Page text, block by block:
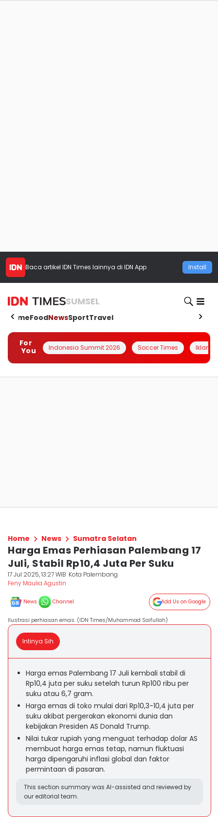
Baca artikel IDN Times lainnya di IDN App Install
SUMSEL
HomeFoodNewsSportTravel
For
You
Indonesia Summit 2026 Soccer Times Iklanin
Home News Sumatra Selatan
Harga Emas Perhiasan Palembang 17
Juli, Stabil Rp10,4 Juta Per Suku
17 Jul 2025, 13:27 WIB Kota Palembang
Feny Maulia Agustin
News Channel Add Us on Google
Ilustrasi perhiasan emas. (IDN Times/Muhammad Saifullah)
Intinya Sih
Harga emas Palembang 17 Juli kembali stabil di
Rp10,4 juta per suku setelah turun Rp100 ribu per
suku atau 6,7 gram.
Harga emas di toko mulai dari Rp10,3-10,4 juta per
suku akibat pergerakan ekonomi dunia dan
kebijakan Presiden AS Donald Trump.
Nilai tukar rupiah yang menguat terhadap dolar AS
membuat harga emas tetap, namun fluktuasi
harga dipengaruhi inflasi global dan faktor
permintaan di pasaran.
This section summary was AI-assisted and reviewed by
our editorial team.